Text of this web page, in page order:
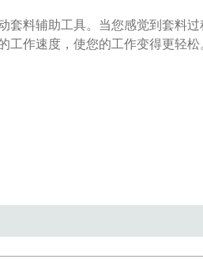
套料辅助工具。当您感觉到套料过
工作速度，使您的工作变得更轻松。